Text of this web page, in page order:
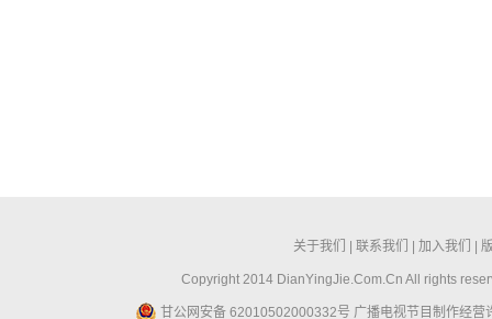
关于我们 联系我们 加入我们
Copyright 2014 DianYingJie.Com.Cn All rights
甘公网安备 62010502000332号 广播电视节目制作经